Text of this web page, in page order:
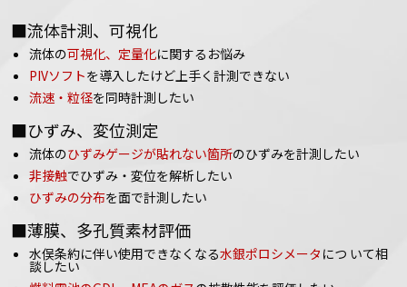
■流体計測、可視化
流体の可視化、定量化に関するお悩み
PIVソフトを導入したけど上手く計測できない
流速・粒径を同時計測したい
■ひずみ、変位測定
流体のひずみゲージが貼れない箇所のひずみを計測したい
非接触でひずみ・変位を解析したい
ひずみの分布を面で計測したい
■薄膜、多孔質素材評価
水俣条約に伴い使用できなくなる水銀ポロシメータ につ いて相
談したい